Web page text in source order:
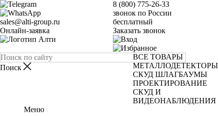
sales@alti-group.ru
Онлайн-заявка
8 (800) 775-26-33
звонок по России
бесплатный
Заказать звонок
ВСЕ ТОВАРЫ
МЕТАЛЛОДЕТЕКТОРЫ
СКУД ШЛАГБАУМЫ
ПРОЕКТИРОВАНИЕ
СКУД И
ВИДЕОНАБЛЮДЕНИЯ
Меню